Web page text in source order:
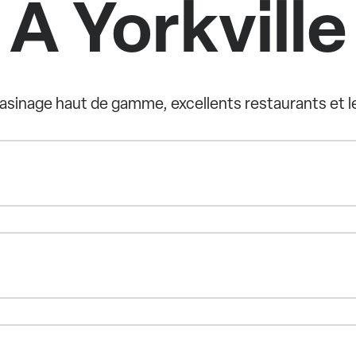
A Yorkville
haut de gamme, excellents restaurants et